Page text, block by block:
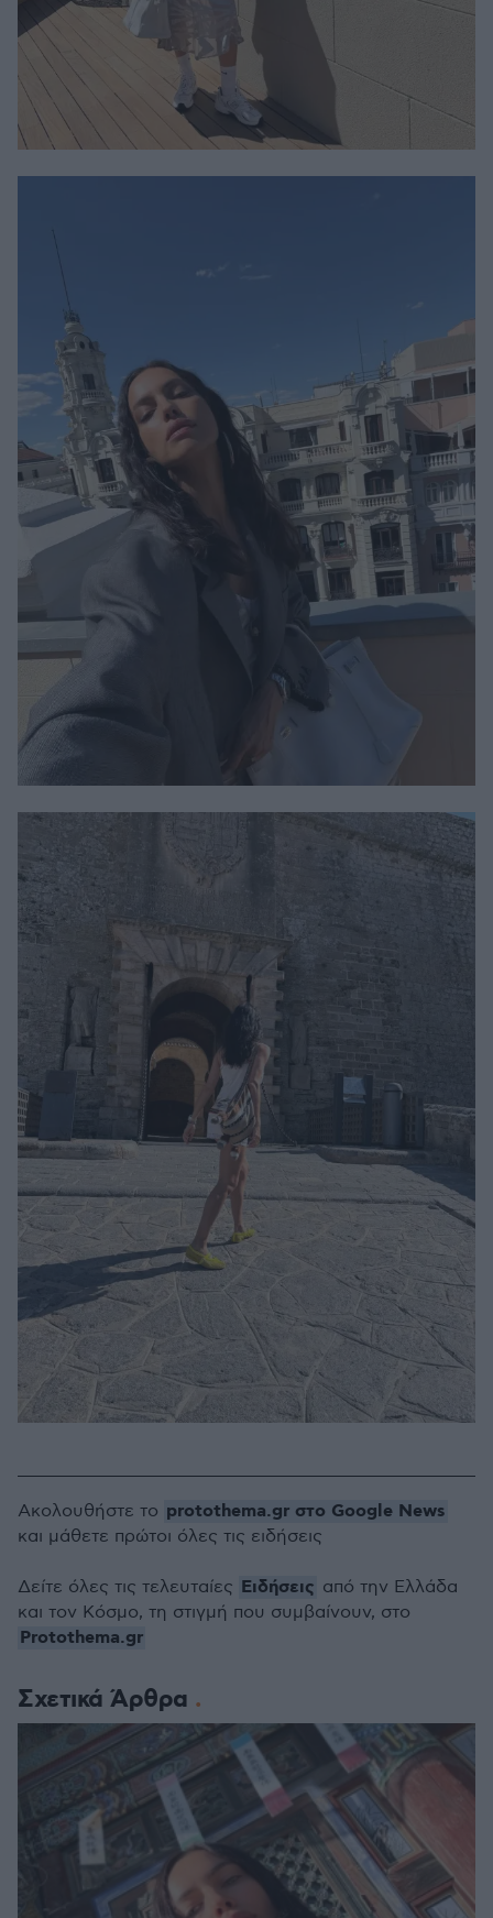
Σχετικά Άρθρα
Ακολουθήστε το protothema.gr στο Google News
και μάθετε πρώτοι όλες τις ειδήσεις
Δείτε όλες τις τελευταίες Ειδήσεις από την Ελλάδα
και τον Κόσμο, τη στιγμή που συμβαίνουν, στο
Protothema.gr